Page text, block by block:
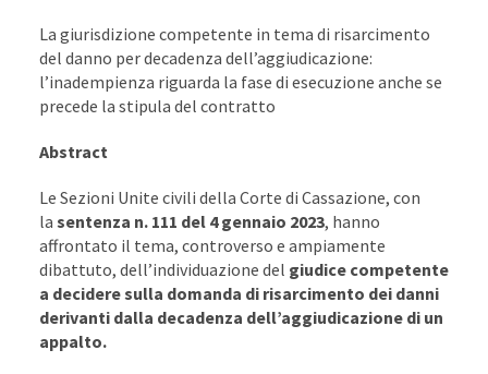
La giurisdizione competente in tema di risarcimento
del danno per decadenza dell’aggiudicazione:
l’inadempienza riguarda la fase di esecuzione anche se
precede la stipula del contratto
Abstract
Le Sezioni Unite civili della Corte di Cassazione, con
la sentenza n. 111 del 4 gennaio 2023, hanno
affrontato il tema, controverso e ampiamente
dibattuto, dell’individuazione del giudice competente
a decidere sulla domanda di risarcimento dei danni
derivanti dalla decadenza dell’aggiudicazione di un
appalto.